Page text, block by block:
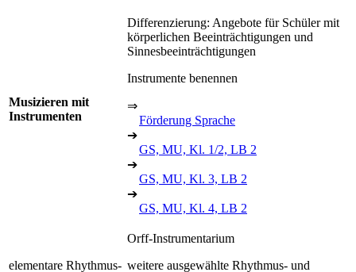
Musizieren mit
Instrumenten
Differenzierung: Angebote für Schüler mit
körperlichen Beeinträchtigungen und
Sinnesbeeinträchtigungen
Instrumente benennen
⇒
Förderung Sprache
➔
GS, MU, Kl. 1/2, LB 2
➔
GS, MU, Kl. 3, LB 2
➔
GS, MU, Kl. 4, LB 2
elementare Rhythmus-
Orff-Instrumentarium
weitere ausgewählte Rhythmus- und